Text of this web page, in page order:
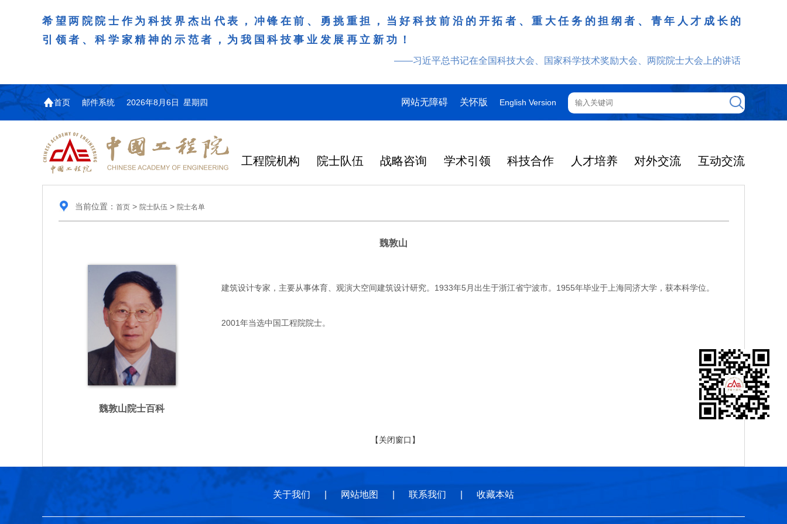
希望两院院士作为科技界杰出代表，冲锋在前、勇挑重担，当好科技前沿的开拓者、重大任务的担纲者、青年人才成长的
引领者、科学家精神的示范者，为我国科技事业发展再立新功！
——习近平总书记在全国科技大会、国家科学技术奖励大会、两院院士大会上的讲话
首页 邮件系统 2026年8月6日 星期四 网站无障碍 关怀版 English Version
工程院机构 院士队伍 战略咨询 学术引领 科技合作 人才培养 对外交流 互动交流
当前位置： 首页> 院士队伍 > 院士名单
魏敦山
魏敦山院士百科
建筑设计专家，主要从事体育、观演大空间建筑设计研究。1933年5月出生于浙江省宁波市。1955年毕业于上海同济大学，获本科学位。
2001年当选中国工程院院士。
【关闭窗口】
关于我们 网站地图 联系我们 收藏本站